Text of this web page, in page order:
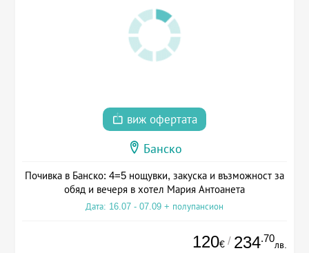
виж офертата
Банско
Почивка в Банско: 4=5 нощувки, закуска и възможност за
обяд и вечеря в хотел Мария Антоанета
Дата: 16.07 - 07.09 + полупансион
120€ / 234.70
лв.